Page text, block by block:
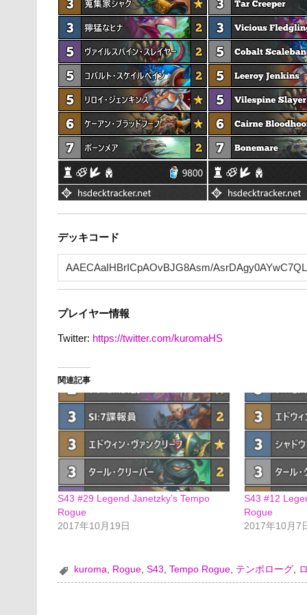
デッキコード
プレイヤー情報
Twitter: https://twitter.com/kuromaHS
関連記事
S43 #29 Legend Janetzky’s Tempo
Rogue
2017年10月19日
S43 #12
Rogue
2017年10月7
kuroma, Rogue,S43,Tempo Rogue, テンポローグ,